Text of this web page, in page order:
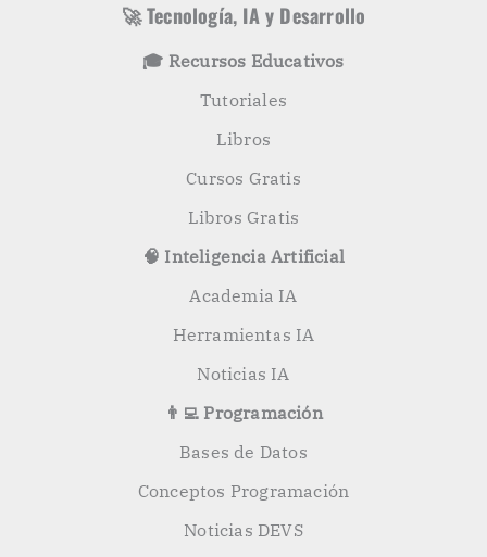
🚀 Tecnología, IA y Desarrollo
🎓 Recursos Educativos
Tutoriales
Libros
Cursos Gratis
Libros Gratis
🧠 Inteligencia Artificial
Academia IA
Herramientas IA
Noticias IA
👨‍💻 Programación
Bases de Datos
Conceptos Programación
Noticias DEVS